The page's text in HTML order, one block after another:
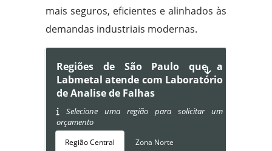
mais seguros, eficientes e alinhados às
demandas industriais modernas.
Regiões de São Paulo que a
Labmetal atende com Laboratório
de Analise de Falhas
Selecione uma região para solicitar um
orçamento
Região Central Zona Norte